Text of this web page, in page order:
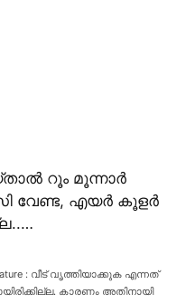
റൂം മൂന്നാർ
വേണ്ട, എയർ കൂളർ
: വീട് വൃത്തിയാക്കുക എന്നത്
കാരണം അതിനായി